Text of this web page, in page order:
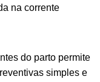
na corrente
do parto permite
simples e